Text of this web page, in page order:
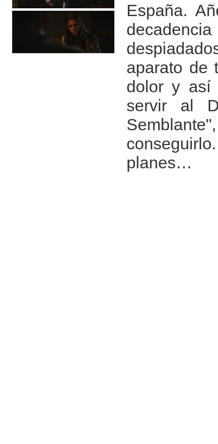
España.
aparato de
dolor y así
servir al
planes…